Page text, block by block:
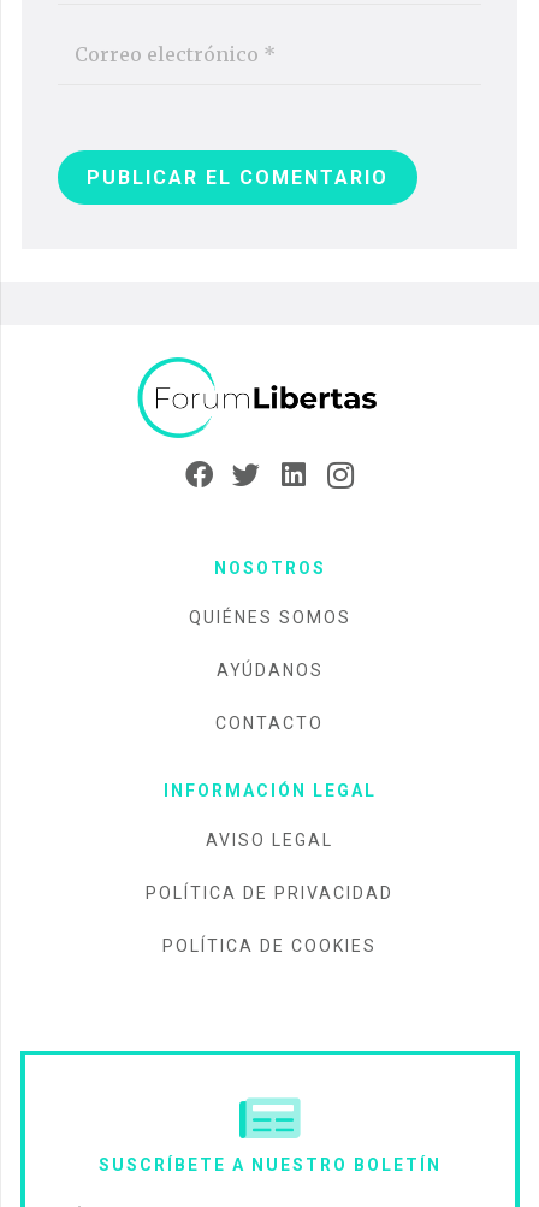
PUBLICAR EL COMENTARIO
NOSOTROS
QUIÉNES SOMOS
AYÚDANOS
CONTACTO
INFORMACIÓN LEGAL
AVISO LEGAL
POLÍTICA DE PRIVACIDAD
POLÍTICA DE COOKIES
SUSCRÍBETE A NUESTRO BOLETÍN